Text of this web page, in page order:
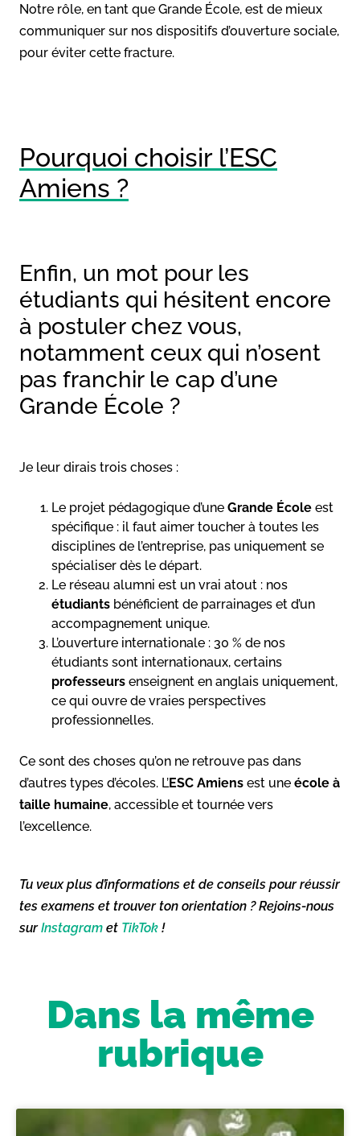
Notre rôle, en tant que Grande École, est de mieux
communiquer sur nos dispositifs d’ouverture sociale,
pour éviter cette fracture.
Pourquoi choisir l’ESC
Amiens ?
Enfin, un mot pour les
étudiants qui hésitent encore
à postuler chez vous,
notamment ceux qui n’osent
pas franchir le cap d’une
Grande École ?
Je leur dirais trois choses :
Le projet pédagogique d’une Grande École est
spécifique : il faut aimer toucher à toutes les
disciplines de l’entreprise, pas uniquement se
spécialiser dès le départ.
Le réseau alumni est un vrai atout : nos
étudiants bénéficient de parrainages et d’un
accompagnement unique.
L’ouverture internationale : 30 % de nos
étudiants sont internationaux, certains
professeurs enseignent en anglais uniquement,
ce qui ouvre de vraies perspectives
professionnelles.
Ce sont des choses qu’on ne retrouve pas dans
d’autres types d’écoles. L’ESC Amiens est une école à
taille humaine, accessible et tournée vers
l’excellence.
Tu veux plus d’informations et de conseils pour réussir
tes examens et trouver ton orientation ? Rejoins-nous
surInstagram et TikTok !
Dans la même
rubrique